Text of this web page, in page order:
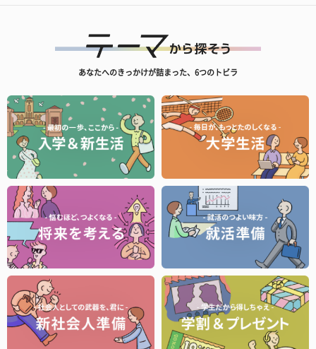
あなたへのきっかけが詰まった、6つのトビラ